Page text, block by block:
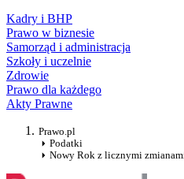
Kadry i BHP
Prawo w biznesie
Samorząd i administracja
Szkoły i uczelnie
Zdrowie
Prawo dla każdego
Akty Prawne
Prawo.pl
Podatki
Nowy Rok z licznymi